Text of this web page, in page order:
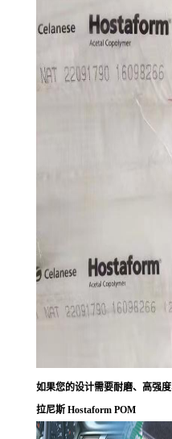
如果您的设计需要耐磨、高强
拉尼斯 Hostaform POM